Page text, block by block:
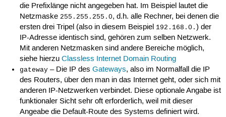
die Prefixlänge nicht angegeben hat. Im Beispiel lautet die
Netzmaske 255.255.255.0, d.h. alle Rechner, bei denen die
ersten drei Tripel (also in diesem Beispiel 192.168.0. ) der
IP-Adresse identisch sind, gehören zum selben Netzwerk.
Mit anderen Netzmasken sind andere Bereiche möglich,
siehe hierzuClassless Internet Domain Routing
gateway – Die IP desGateways, also im Normalfall die IP
des Routers, über den man in das Internet geht, oder sich mit
anderen IP-Netzwerken verbindet. Diese optionale Angabe ist
funktionaler Sicht sehr oft erforderlich, weil mit dieser
Angeabe die Default-Route des Systems definiert wird.